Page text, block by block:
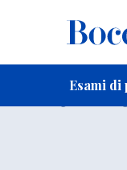
Esami di